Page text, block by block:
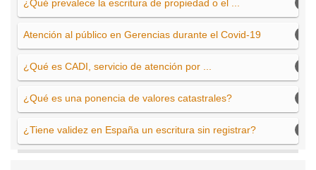
¿Qué prevalece la escritura de propiedad o el ...
Atención al público en Gerencias durante el Covid-19
¿Qué es CADI, servicio de atención por ...
¿Qué es una ponencia de valores catastrales?
¿Tiene validez en España un escritura sin registrar?